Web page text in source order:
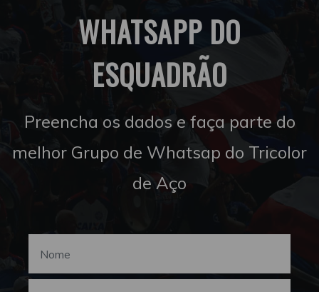
WHATSAPP DO
ESQUADRÃO
Preencha os dados e faça parte do
melhor Grupo de Whatsap do Tricolor
de Aço